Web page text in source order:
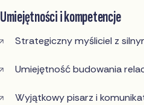
Umiejętności i kompetencje
Strategiczny myśliciel z
Umiejętność budowania
Wyjątkowy pisarz i